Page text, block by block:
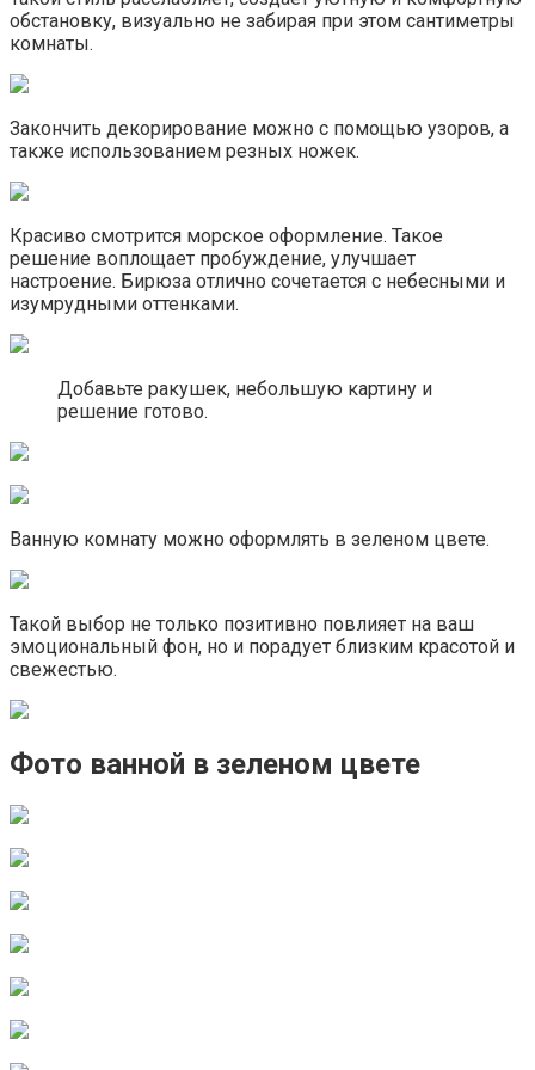
обстановку, визуально не забирая при этом сантиметры
комнаты.
Закончить декорирование можно с помощью узоров, а
также использованием резных ножек.
Красиво смотрится морское оформление. Такое
решение воплощает пробуждение, улучшает
настроение. Бирюза отлично сочетается с небесными и
изумрудными оттенками.
Добавьте ракушек, небольшую картину и
решение готово.
Ванную комнату можно оформлять в зеленом цвете.
Такой выбор не только позитивно повлияет на ваш
эмоциональный фон, но и порадует близким красотой и
свежестью.
Фото ванной в зеленом цвете